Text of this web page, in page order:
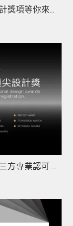
獎項等你來報
方專業認可 為